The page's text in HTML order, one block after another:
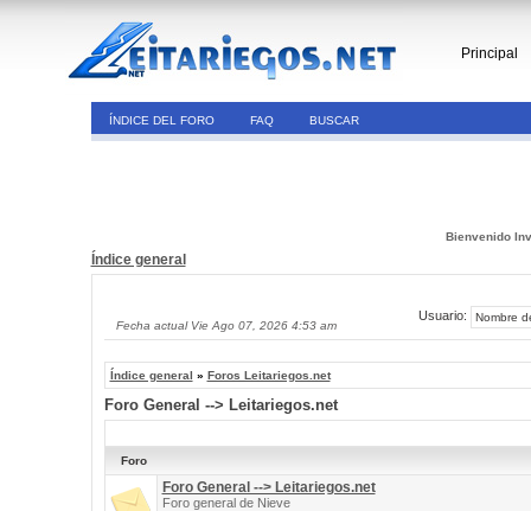
Principal
ÍNDICE DEL FORO FAQ BUSCAR
Bienvenido
Índice general
Fecha actual Vie Ago 07, 2026 4:53 am
Usuario:
Índice general » Foros Leitariegos.net
Foro General --> Leitariegos.net
Foro
Foro General --> Leitariegos.net
Foro general de Nieve